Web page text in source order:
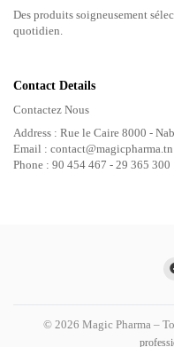
Des produits soigneusement
quotidien.
Contact Details
Contactez Nous
Address : Rue le Caire 8000 -
Email : contact@magicpharma.tn
Phone : 90 454 467 - 29 365 300
© 2026 Magic Pharma –